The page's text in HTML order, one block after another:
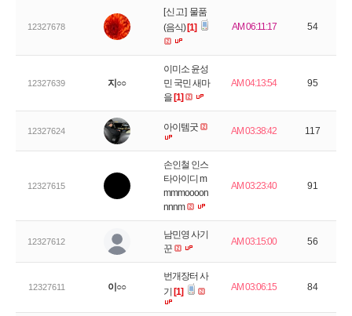
12327678
[신고] 물품
(음식) [1] AM 06:11:17 54
12327639 지○○
이미소 윤성
민 국민 새마
을 [1]
AM 04:13:54 95
12327624 아이템굿 AM 03:38:42 117
12327615
손인철 인스
타아이디 m
mmmoooon
nnnm
AM 03:23:40 91
12327612
남민영 사기
꾼
AM 03:15:00 56
12327611 이○○
번개장터 사
기 [1] AM 03:06:15 84